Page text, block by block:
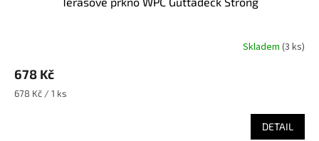
Skladem (3 ks)
678 Kč
Měrná
678 Kč / 1 ks
DETAIL